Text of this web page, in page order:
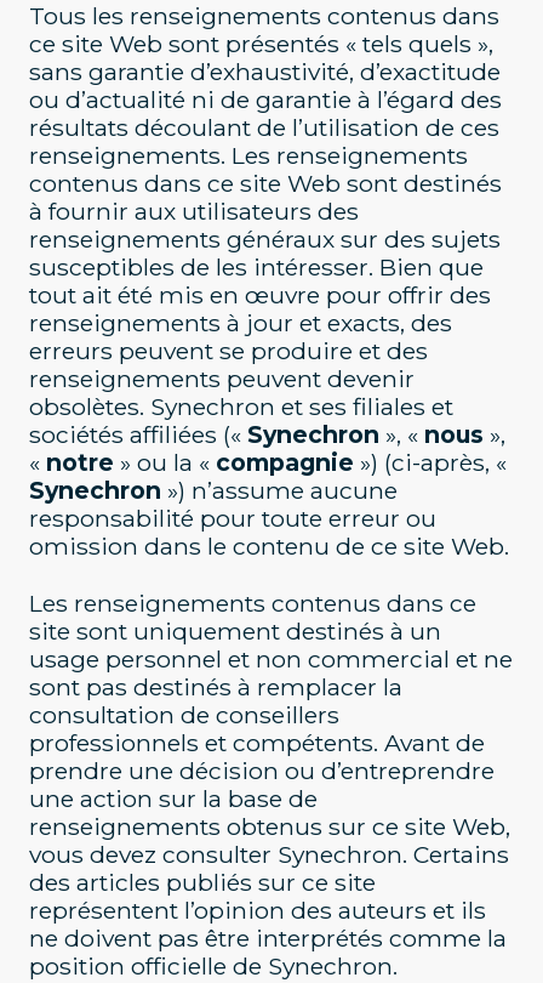
Tous les renseignements contenus dans
ce site Web sont présentés « tels quels »,
sans garantie d’exhaustivité, d’exactitude
ou d’actualité ni de garantie à l’égard des
résultats découlant de l’utilisation de ces
renseignements. Les renseignements
contenus dans ce site Web sont destinés
à fournir aux utilisateurs des
renseignements généraux sur des sujets
susceptibles de les intéresser. Bien que
tout ait été mis en œuvre pour offrir des
renseignements à jour et exacts, des
erreurs peuvent se produire et des
renseignements peuvent devenir
obsolètes. Synechron et ses filiales et
sociétés affiliées (« Synechron », « nous »,
« notre » ou la « compagnie ») (ci-après, «
Synechron ») n’assume aucune
responsabilité pour toute erreur ou
omission dans le contenu de ce site Web.
Les renseignements contenus dans ce
site sont uniquement destinés à un
usage personnel et non commercial et ne
sont pas destinés à remplacer la
consultation de conseillers
professionnels et compétents. Avant de
prendre une décision ou d’entreprendre
une action sur la base de
renseignements obtenus sur ce site Web,
vous devez consulter Synechron. Certains
des articles publiés sur ce site
représentent l’opinion des auteurs et ils
ne doivent pas être interprétés comme la
position officielle de Synechron.